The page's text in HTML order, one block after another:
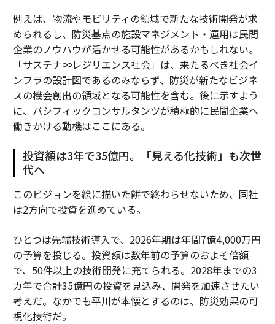
例えば、物流やモビリティの領域で新たな技術開発が求
められるし、防災基点の施設マネジメント・運用は民間
企業のノウハウが活かせる可能性があるかもしれない。
「サステナ∞レジリエンス社会」は、来たるべき社会イ
ンフラの設計図であるのみならず、防災が新たなビジネ
スの機会創出の領域となる可能性を含む。後に示すよう
に、パシフィックコンサルタンツが積極的に民間企業へ
働きかける動機はここにある。
投資額は3年で35億円。「見える化技術」も次世
代へ
このビジョンを絵に描いた餅で終わらせないため、同社
は2方向で投資を進めている。
ひとつは先端技術導入で、2026年期は年間7億4,000万円
の予算を投じる。投資額は数年前の予算のおよそ倍額
で、50件以上の技術開発に充てられる。2028年までの3
カ年で合計35億円の投資を見込み、開発を加速させたい
考えだ。なかでも平川が本懐とするのは、防災効果の可
視化技術だ。